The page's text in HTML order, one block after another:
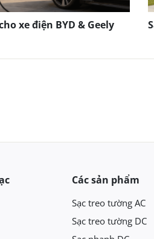
xe điện BYD & Geely
Các sản phẩm
Sạc treo tường AC
Sạc treo tường DC